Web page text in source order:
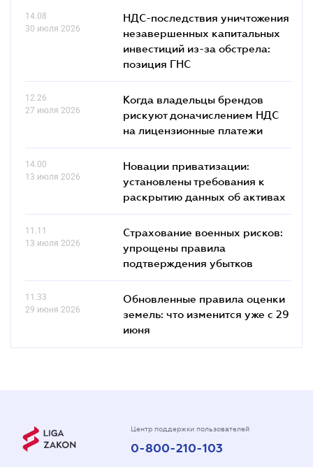
14.08
30 июля 2026
НДС-последствия уничтожения
незавершенных капитальных
инвестиций из-за обстрела:
позиция ГНС
12.26
27 июля 2026
Когда владельцы брендов
рискуют доначислением НДС
на лицензионные платежи
14.00
13 июля 2026
Новации приватизации:
установлены требования к
раскрытию данных об активах
11.11
13 июля 2026
Страхование военных рисков:
упрощены правила
подтверждения убытков
11.33
29 июня 2026
Обновленные правила оценки
земель: что изменится уже с 29
июня
Центр поддержки пользователей
0-800-210-103